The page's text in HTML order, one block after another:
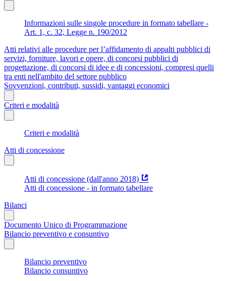
Informazioni sulle singole procedure in formato tabellare -
Art. 1, c. 32, Legge n. 190/2012
Atti relativi alle procedure per l’affidamento di appalti pubblici di
servizi, forniture, lavori e opere, di concorsi pubblici di
progettazione, di concorsi di idee e di concessioni, compresi quelli
tra enti nell'ambito del settore pubblico
Sovvenzioni, contributi, sussidi, vantaggi economici
Criteri e modalità
Criteri e modalità
Atti di concessione
Atti di concessione (dall'anno 2018)
Atti di concessione - in formato tabellare
Bilanci
Documento Unico di Programmazione
Bilancio preventivo e consuntivo
Bilancio preventivo
Bilancio consuntivo